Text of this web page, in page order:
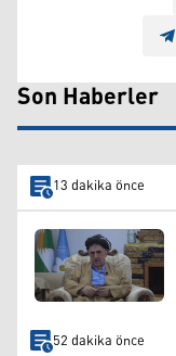
Son Haberler
13 dakika önce
52 dakika önce